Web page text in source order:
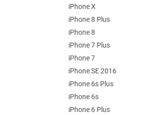
iPhone X
iPhone 8 Plus
iPhone 8
iPhone 7 Plus
iPhone 7
iPhone SE 2016
iPhone 6s Plus
iPhone 6s
iPhone 6 Plus